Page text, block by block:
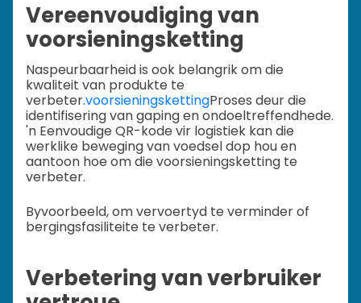
Vereenvoudiging van
voorsieningsketting
Naspeurbaarheid is ook belangrik om die
kwaliteit van produkte te
verbeter.voorsieningskettingProses deur die
identifisering van gaping en ondoeltreffendhede.
'n Eenvoudige QR-kode vir logistiek kan die
werklike beweging van voedsel dop hou en
aantoon hoe om die voorsieningsketting te
verbeter.
Byvoorbeeld, om vervoertyd te verminder of
bergingsfasiliteite te verbeter.
Verbetering van verbruiker